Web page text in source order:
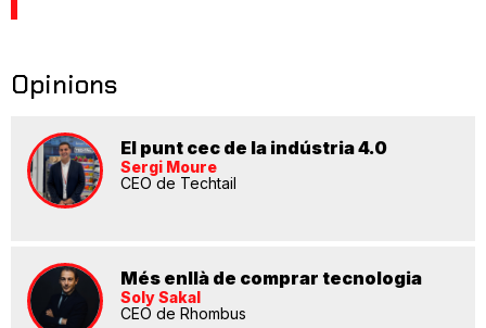
Opinions
El punt cec de la indústria 4.0
Sergi Moure
CEO de Techtail
Més enllà de comprar tecnologia
Soly Sakal
CEO de Rhombus